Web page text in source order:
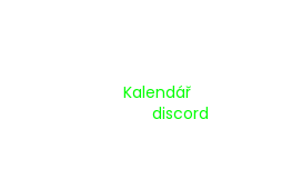
Kalendář
discord